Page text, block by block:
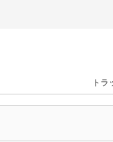
トラ